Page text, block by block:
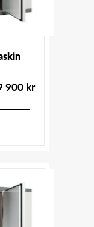
900 kr